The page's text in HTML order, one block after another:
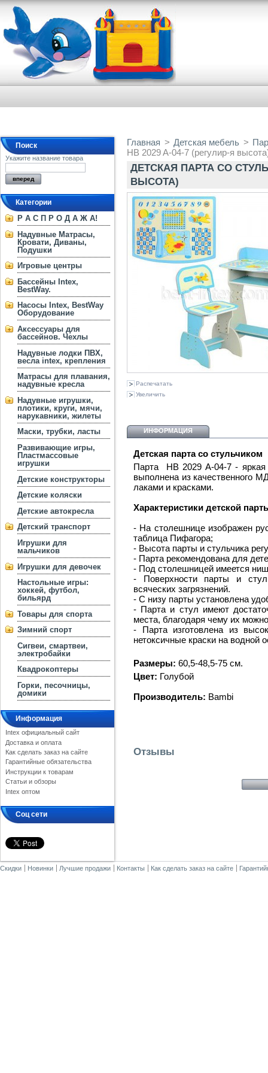
Поиск
Укажите название товара
Категории
Р А С П Р О Д А Ж А!
Надувные Матрасы,
Кровати, Диваны,
Подушки
Игровые центры
Бассейны Intex,
BestWay.
Насосы Intex, BestWay
Оборудование
Аксессуары для
бассейнов. Чехлы
Надувные лодки ПВХ,
весла intex, крепления
Матрасы для плавания,
надувные кресла
Надувные игрушки,
плотики, круги, мячи,
нарукавники, жилеты
Маски, трубки, ласты
Развивающие игры,
Пластмассовые
игрушки
Детские конструкторы
Детские коляски
Детские автокресла
Детский транспорт
Игрушки для
мальчиков
Игрушки для девочек
Настольные игры:
хоккей, футбол,
бильярд
Товары для спорта
Зимний спорт
Сигвеи, смартвеи,
электробайки
Квадрокоптеры
Горки, песочницы,
домики
Информация
Intex официальный сайт
Доставка и оплата
Как сделать заказ на сайте
Гарантийные обязательства
Инструкции к товарам
Статьи и обзоры
Intex оптом
Соц сети
Главная > Детская мебель >
HB 2029 A-04-7 (регулир-я
ДЕТСКАЯ ПАРТА СО
ВЫСОТА)
Распечатать
Увеличить
ИНФОРМАЦИЯ
Детская парта со стульчиком
Парта HB 2029 A-04-7 -
выполнена из качественного
лаками и красками.
Характеристики детской
- На столешнице изображен
таблица Пифагора;
- Высота парты и стульчика
- Парта рекомендована для
- Под столешницей имеется
- Поверхности парты и
всяческих загрязнений.
- С низу парты установлена
- Парта и стул имеют
места, благодаря чему их
- Парта изготовлена из
нетоксичные краски на водной
Размеры: 60,5-48,5-75 см.
Цвет: Голубой
Производитель: Bambi
Отзывы
Скидки Новинки Лучшие продажи Контакты Как сделать заказ на сайте